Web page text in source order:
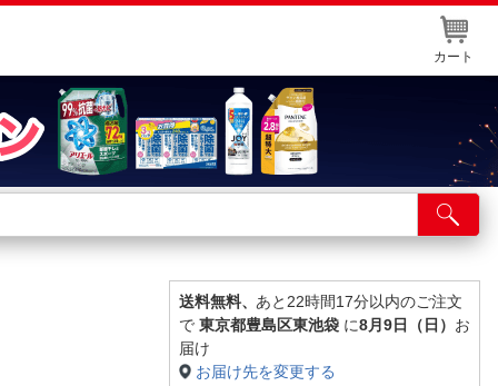
カート
舗サービス
ト取り置き
送料無料、 あと22時間17分以内のご注文
で 東京都豊島区東池袋 に8月9日（日） お
届け
お届け先を変更する